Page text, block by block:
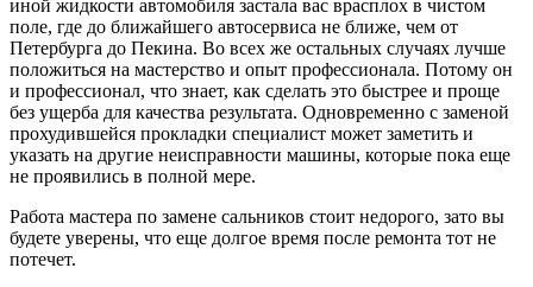
иной жидкости автомобиля застала вас врасплох в чистом
поле, где до ближайшего автосервиса не ближе, чем от
Петербурга до Пекина. Во всех же остальных случаях лучше
положиться на мастерство и опыт профессионала. Потому он
и профессионал, что знает, как сделать это быстрее и проще
без ущерба для качества результата. Одновременно с заменой
прохудившейся прокладки специалист может заметить и
указать на другие неисправности машины, которые пока еще
не проявились в полной мере.
Работа мастера по замене сальников стоит недорого, зато вы
будете уверены, что еще долгое время после ремонта тот не
потечет.